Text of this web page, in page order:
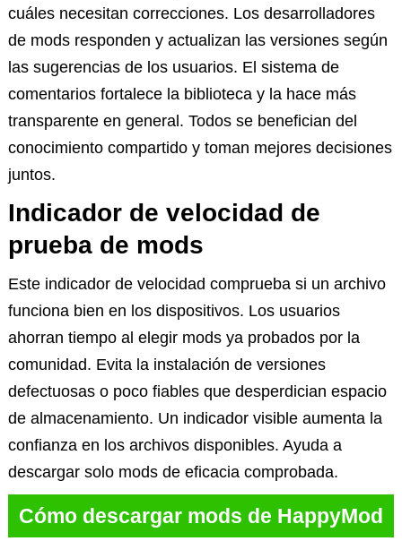
cuáles necesitan correcciones. Los desarrolladores
de mods responden y actualizan las versiones según
las sugerencias de los usuarios. El sistema de
comentarios fortalece la biblioteca y la hace más
transparente en general. Todos se benefician del
conocimiento compartido y toman mejores decisiones
juntos.
Indicador de velocidad de
prueba de mods
Este indicador de velocidad comprueba si un archivo
funciona bien en los dispositivos. Los usuarios
ahorran tiempo al elegir mods ya probados por la
comunidad. Evita la instalación de versiones
defectuosas o poco fiables que desperdician espacio
de almacenamiento. Un indicador visible aumenta la
confianza en los archivos disponibles. Ayuda a
descargar solo mods de eficacia comprobada.
Cómo descargar mods de HappyMod